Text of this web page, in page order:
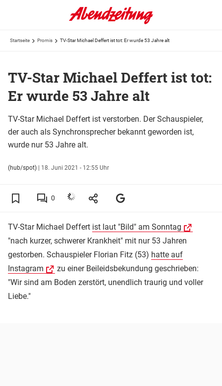
Startseite Promis TV-Star Michael Deffert ist tot: Er wurde 53 Jahre alt
TV-Star Michael Deffert ist tot:
Er wurde 53 Jahre alt
TV-Star Michael Deffert ist verstorben. Der Schauspieler,
der auch als Synchronsprecher bekannt geworden ist,
wurde nur 53 Jahre alt.
(hub/spot) | 18. Juni 2021 - 12:55 Uhr
0
TV-Star Michael Deffert ist laut "Bild" am Sonntag
"nach kurzer, schwerer Krankheit" mit nur 53 Jahren
gestorben. Schauspieler Florian Fitz (53) hatte auf
Instagram
zu einer Beileidsbekundung geschrieben:
"Wir sind am Boden zerstört, unendlich traurig und voller
Liebe."